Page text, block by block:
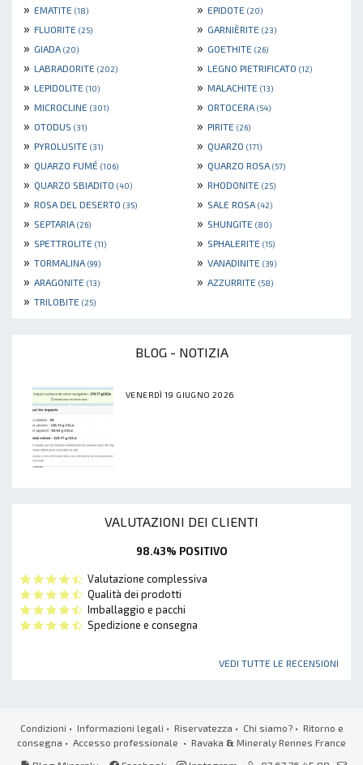
» EMATITE (18) » EPIDOTE (20)
» FLUORITE (25) » GARNIÈRITE (23)
» GIADA (20) » GOETHITE (26)
» LABRADORITE (202) » LEGNO PIETRIFICATO (12)
» LEPIDOLITE (10) » MALACHITE (13)
» MICROCLINE (301) » ORTOCERA (54)
» OTODUS (31) » PIRITE (26)
» PYROLUSITE (31) » QUARZO (171)
» QUARZO FUMÉ (106) » QUARZO ROSA (57)
» QUARZO SBIADITO (40) » RHODONITE (25)
» ROSA DEL DESERTO (35) » SALE ROSA (42)
» SEPTARIA (26) » SHUNGITE (80)
» SPETTROLITE (11) » SPHALERITE (15)
» TORMALINA (99) » VANADINITE (39)
» ARAGONITE (13) » AZZURRITE (58)
» TRILOBITE (25)
BLOG - NOTIZIA
VENERDÌ 19 GIUGNO 2026
VALUTAZIONI DEI CLIENTI
98.43% POSITIVO
Valutazione complessiva
Qualità dei prodotti
Imballaggio e pacchi
Spedizione e consegna
VEDI TUTTE LE RECENSIONI
Condizioni • Informazioni legali • Riservatezza • Chi siamo?• Ritorno e
consegna • Accesso professionale • Ravaka & Mineraly Rennes France